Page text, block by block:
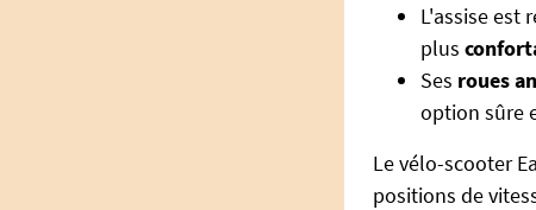
L'assise est
plus
Ses roues
option sûre
Le vélo-scooter
positions de